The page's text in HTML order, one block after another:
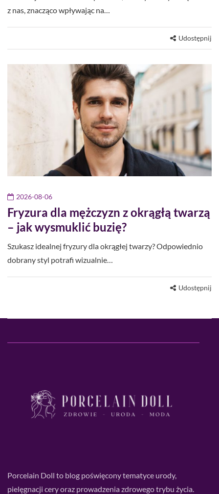
z nas, znacząco wpływając na…
Udostępnij
2026-08-06
Fryzura dla mężczyzn z okrągłą twarzą
– jak wysmuklić buzię?
Szukasz idealnej fryzury dla okrągłej twarzy? Odpowiednio
dobrany styl potrafi wizualnie…
Udostępnij
Porcelain Doll to blog poświęcony tematyce urody,
pielęgnacji cery oraz prowadzenia zdrowego trybu życia.